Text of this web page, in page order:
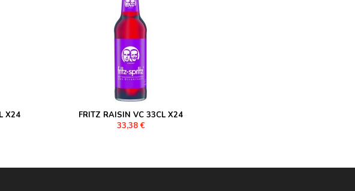
X24
FRITZ RAISIN VC 33CL X24
33,38 €